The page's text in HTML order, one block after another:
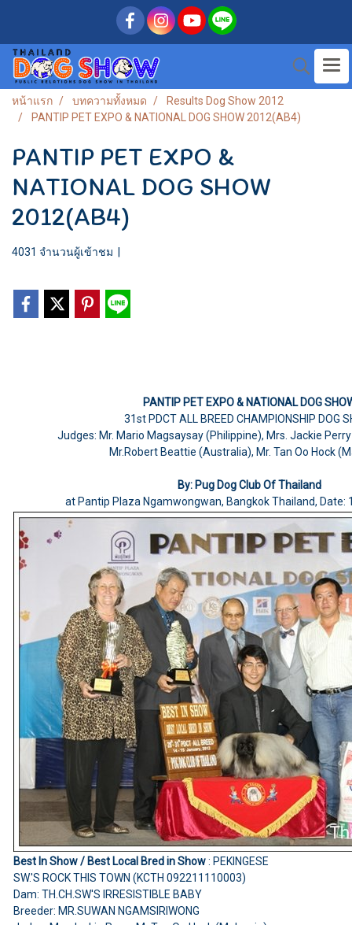
หน้าแรก บทความทั้งหมด
Results Dog Show 2012
PANTIP PET EXPO & NATIONAL DOG SHOW 2012(AB4)
PANTIP PET EXPO &
NATIONAL DOG SHOW
2012(AB4)
4031 จำนวนผู้เข้าชม
PANTIP PET EXPO & NATIONAL DOG
31st PDCT ALL BREED CHAMPIONSHIP DOG
Judges: Mr. Mario Magsaysay (Philippine), Mrs. Jackie Perry
Mr.Robert Beattie (Australia), Mr. Tan Oo Hock
By: Pug Dog Club Of Thailand
at Pantip Plaza Ngamwongwan, Bangkok Thailand, Date:
Best In Show / Best Local Bred in Show: PEKINGESE
SW.'S ROCK THIS TOWN (KCTH 092211110003)
Dam: TH.CH.SW'S IRRESISTIBLE BABY
Breeder: MR.SUWAN NGAMSIRIWONG